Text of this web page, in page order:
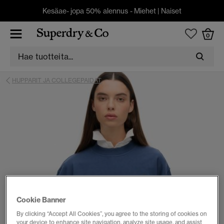
Kesäae- jopa 50% alennus - Miehet | Naiset
0
HUPPARIT JA COLLEGEPAIDAT
Cookie Banner
By clicking “Accept All Cookies”, you agree to the storing of cookies on
your device to enhance site navigation, analyze site usage, and assist